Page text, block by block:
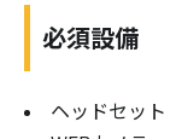
必須設備
ヘッドセッ